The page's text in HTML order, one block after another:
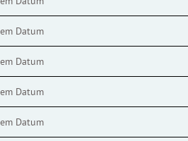
Datum
Datum
Datum
Datum